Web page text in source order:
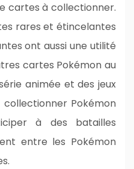
cartes à collectionner.
rares et étincelantes
ont aussi une utilité
cartes Pokémon au
animée et des jeux
Pokémon
à des batailles
entre les Pokémon